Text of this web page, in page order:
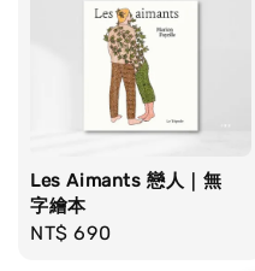
Les Aimants 戀人｜無
字繪本
Regular
NT$ 690